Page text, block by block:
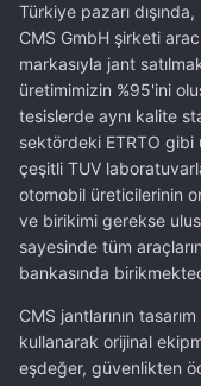
Türkiye pazarı
CMS GmbH şirketi
markasıyla jant
üretimimizin %95'ini
tesislerde aynı kalite
sektördeki ETRTO gibi
çeşitli TUV
otomobil üreticilerinin
ve birikimi gerekse
sayesinde tüm
bankasında
CMS jantlarının
kullanarak orijinal
eşdeğer, güvenlikten